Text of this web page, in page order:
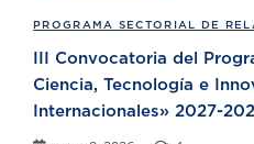
PROGRAMA SECTORIAL DE
III Convocatoria del
Ciencia, Tecnología e
Internacionales» 2027-